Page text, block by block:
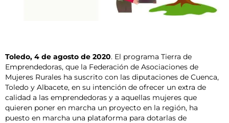
Toledo, 4 de agosto de 2020. El programa Tierra de
Emprendedoras, que la Federación de Asociaciones de
Mujeres Rurales ha suscrito con las diputaciones de Cuenca,
Toledo y Albacete, en su intención de ofrecer un extra de
calidad a las emprendedoras y a aquellas mujeres que
quieren poner en marcha un proyecto en la región, ha
puesto en marcha una plataforma para dotarlas de